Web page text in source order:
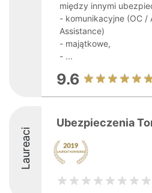
między innymi
- komunikacyjne (OC /
Assistance)
- majątkowe,
- ...
9.6
Laureaci
Ubezpieczenia